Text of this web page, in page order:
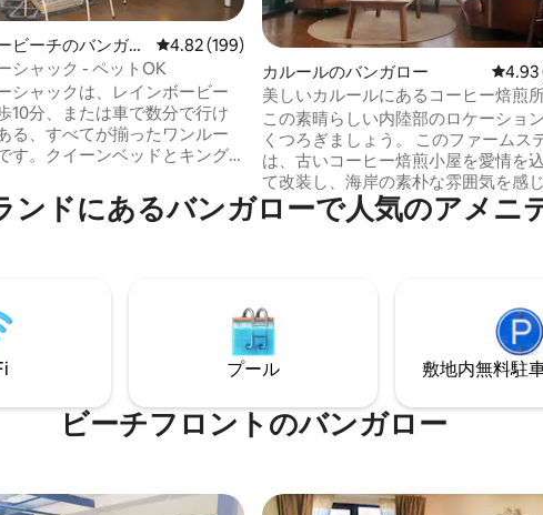
4.77つ星の平均評価
ビーチのバンガロ
レビュー199件、5つ星中4.82つ星の平均評価
4.82 (199)
シャック - ペットOK
シャックは、レインボービー
10分、または車で数分で行け
る、すべてが揃ったワンルー
す。クイーンベッドとキング
し（デトックスのチャン
さんのゲームがあり、4人家族
ームで星空の下でシャワーを
う。トイレのアメニティ付
OK、ボートを駐めるスペース
カルールのバンガロー レビ
4.93
美しいカルールにあるコーヒー焙煎
この素晴らしい内陸部のロケーショ
くつろぎましょう。 このファームス
は、古いコーヒー焙煎小屋を愛情を
て改装し、海岸の素朴な雰囲気を感
れるように建てられました。 広いデッ
と周囲のコーヒー農園から海と山の景
イード・バレーにあります。 都会を脱
したい方や、結婚式のお祝いに参加し
い方、地元の蒸留所、レストラン、ビ
チを楽しみたい方に最適な休暇です
ンドにあるバンガローで人気のアメニ
プール 敷地内無料駐⁠
ビーチフロントのバンガロー